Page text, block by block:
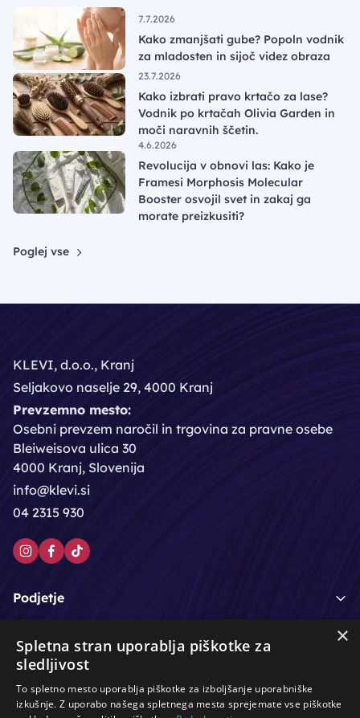
7.7.2026
Kako zmanjšati gube? Popoln vodnik
za mladosten in sijoč videz obraza
23.7.2026
Kako izbrati pravo krtačo za lase?
Vodnik po krtačah Olivia Garden in
moči naravnih ščetin.
4.6.2026
Revolucija v obnovi las: Kako je
Framesi Morphosis Molecular
Booster osvojil svet in zakaj ga
morate preizkusiti?
Poglej vse
KLEVI, d.o.o., Kranj
Seljakovo naselje 29, 4000 Kranj
Prevzemno mesto:
Osebni prevzem naročil in trgovina za pravne osebe
Bleiweisova ulica 30
4000 Kranj, Slovenija
info@klevi.si
04 2315 930
Podjetje
Moj račun
Podpora strankam
×
Spletna stran uporablja piškotke za
sledljivost
To spletno mesto uporablja piškotke za izboljšanje uporabniške
izkušnje. Z uporabo našega spletnega mesta sprejemate vse piškotke